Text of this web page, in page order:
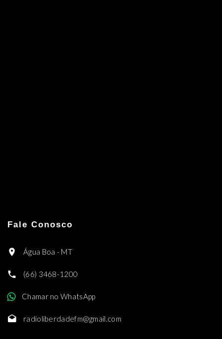
Fale Conosco
Água Boa - MT
(66) 3468-1200
Chamar no WhatsApp
radioliberdadefm@gmail.com